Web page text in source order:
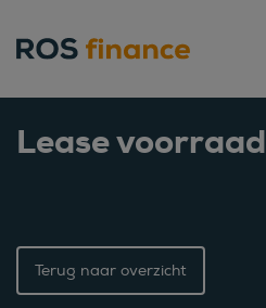
Lease voorraad
Terug naar overzicht